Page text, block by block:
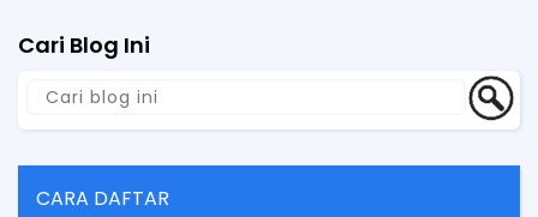
Cari Blog Ini
CARA DAFTAR